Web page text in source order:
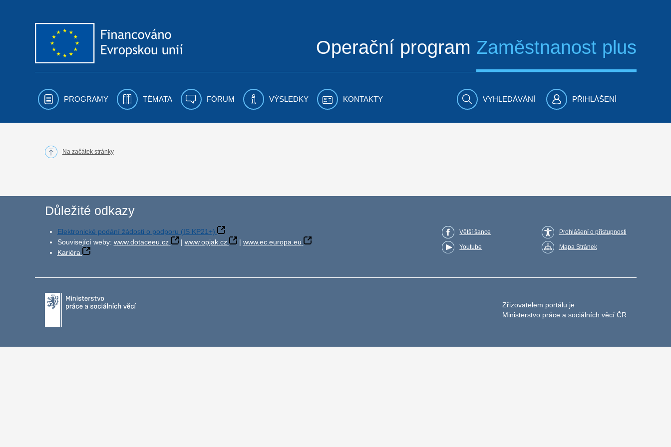
Operační program Zaměstnanost plus
PROGRAMY TÉMATA FÓRUM VÝSLEDKY KONTAKTY VYHLEDÁVÁNÍ PŘIHLÁŠENÍ
Na začátek stránky
Důležité odkazy
Elektronické podání žádosti o podporu (IS KP21+)
Související weby: www.dotaceeu.cz | www.opjak.cz | www.ec.europa.eu
Kariéra
Větší šance
Youtube
Prohlášení o přístupnosti
Mapa Stránek
Zřizovatelem portálu je
Ministerstvo práce a sociálních věcí ČR